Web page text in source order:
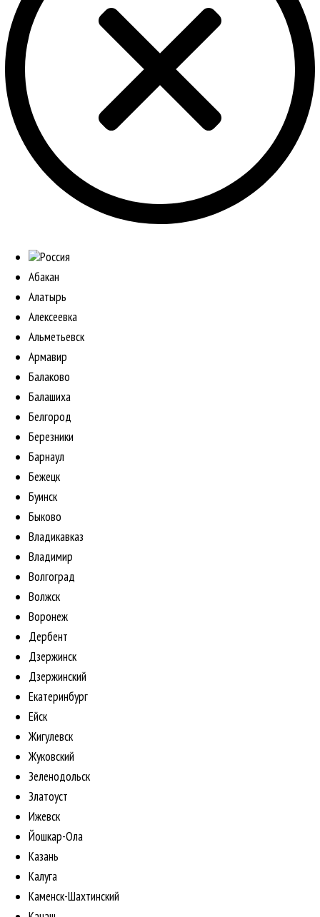
Россия
Абакан
Алатырь
Алексеевка
Альметьевск
Армавир
Балаково
Балашиха
Белгород
Березники
Барнаул
Бежецк
Буинск
Быково
Владикавказ
Владимир
Волгоград
Волжск
Воронеж
Дербент
Дзержинск
Дзержинский
Екатеринбург
Ейск
Жигулевск
Жуковский
Зеленодольск
Златоуст
Ижевск
Йошкар-Ола
Казань
Калуга
Каменск-Шахтинский